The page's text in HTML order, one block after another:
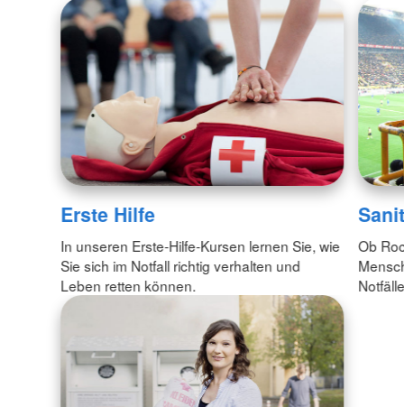
Erste Hilfe
In unseren Erste-Hilfe-Kursen lernen Sie, wie
Sie sich im Notfall richtig verhalten und
Leben retten können.
Ob